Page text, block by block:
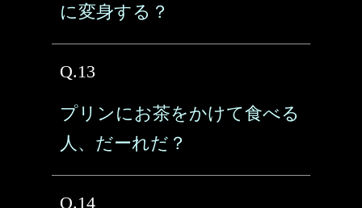
に変身する？
Q.13
プリンにお茶をかけて食べる
人、だーれだ？
Q.14